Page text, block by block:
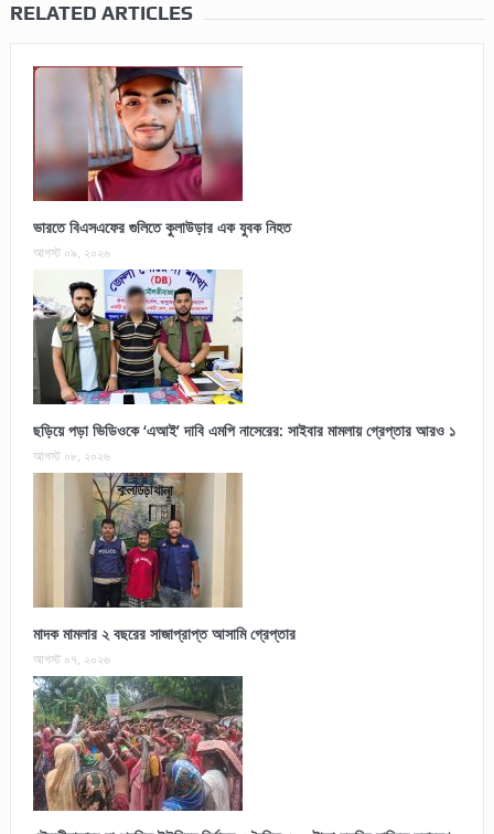
RELATED ARTICLES
ভারতে বিএসএফের গুলিতে কুলাউড়ার এক যুবক নিহত
আগস্ট ০৯, ২০২৬
ছড়িয়ে পড়া ভিডিওকে ‘এআই’ দাবি এমপি নাসেরের: সাইবার মামলায় গ্রেপ্তার আরও ১
আগস্ট ০৮, ২০২৬
মাদক মামলার ২ বছরের সাজাপ্রাপ্ত আসামি গ্রেপ্তার
আগস্ট ০৭, ২০২৬